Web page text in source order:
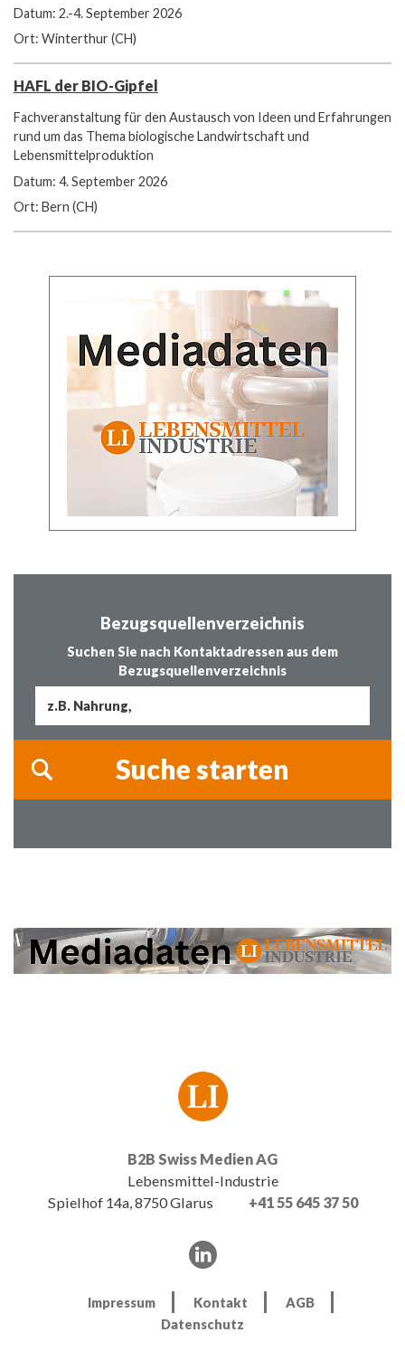
Datum: 2.-4. September 2026
Ort: Winterthur (CH)
HAFL der BIO-Gipfel
Fachveranstaltung für den Austausch von Ideen und Erfahrungen
rund um das Thema biologische Landwirtschaft und
Lebensmittelproduktion
Datum: 4. September 2026
Ort: Bern (CH)
Bezugsquellenverzeichnis
Suchen Sie nach Kontaktadressen aus dem
Bezugsquellenverzeichnis
B2B Swiss Medien AG
Lebensmittel-Industrie
Spielhof 14a, 8750 Glarus
+41 55 645 37 50
Impressum Kontakt
AGB
Datenschutz